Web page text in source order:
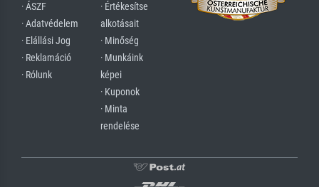
· ÁSZF
· Adatvédelem
· Elállási Jog
· Reklamáció
· Rólunk
· Értékesítse
alkotásait
· Minőség
· Munkáink
képei
· Kuponok
· Minta
rendelése